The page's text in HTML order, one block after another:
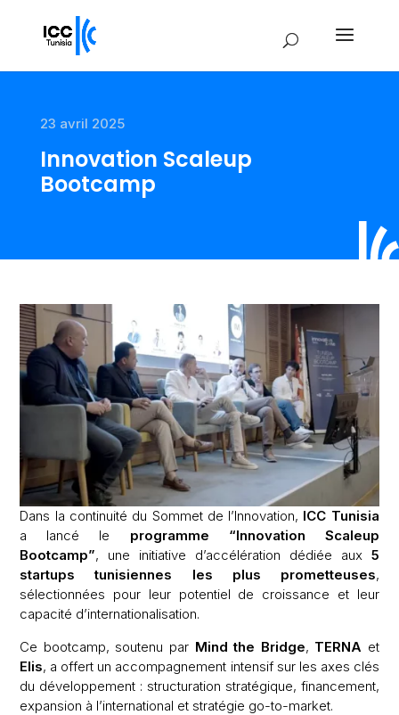
23 avril 2025
Innovation Scaleup
Bootcamp
Dans la continuité du Sommet de l’Innovation, ICC Tunisia
a lancé le programme “Innovation Scaleup
Bootcamp”, une initiative d’accélération dédiée aux 5
startups tunisiennes les plus prometteuses,
sélectionnées pour leur potentiel de croissance et leur
capacité d’internationalisation.
Ce bootcamp, soutenu par Mind the Bridge, TERNA et
Elis, a offert un accompagnement intensif sur les axes clés
du développement : structuration stratégique, financement,
expansion à l’international et stratégie go-to-market.